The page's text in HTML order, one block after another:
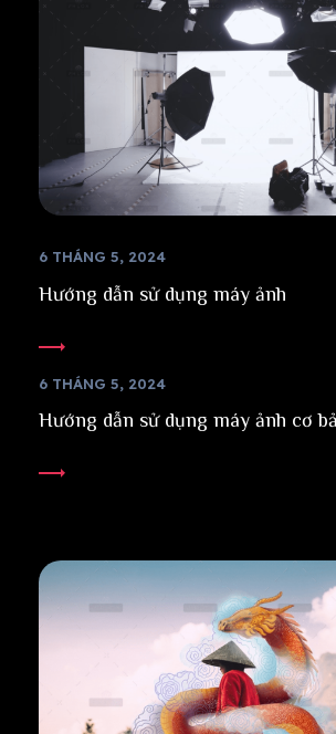
6 THÁNG 5, 2024
Hướng dẫn sử dụng máy ảnh
6 THÁNG 5, 2024
Hướng dẫn sử dụng máy ảnh cơ